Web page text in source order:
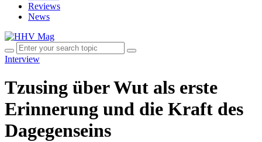
Reviews
News
Interview
Tzusing über Wut als erste
Erinnerung und die Kraft des
Dagegenseins